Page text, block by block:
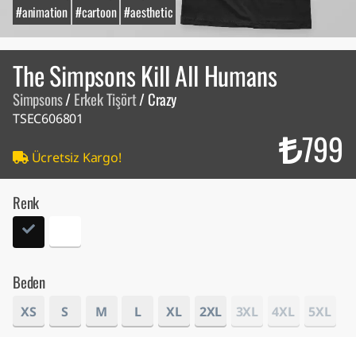
#animation #cartoon #aesthetic
The Simpsons Kill All Humans
Simpsons/Erkek Tişört/Crazy
TSEC606801
799
Ücretsiz Kargo!
Renk
Beden
XS S M L XL 2XL 3XL 4XL 5XL